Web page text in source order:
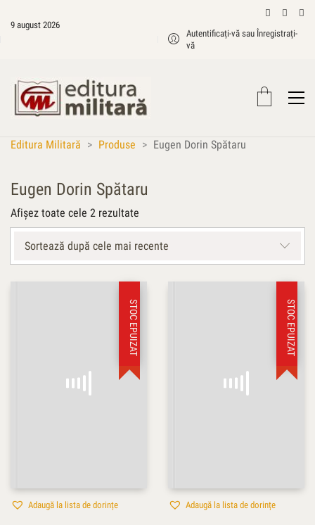
9 august 2026
Autentificați-vă sau Înregistrați-
vă
Editura Militară > Produse > Eugen Dorin Spătaru
Eugen Dorin Spătaru
Afișez toate cele 2 rezultate
după
cele
Sortează după cele mai recente
STOC EPUIZAT
Adaugă la lista de dorințe
STOC EPUIZAT
Adaugă la lista de dorințe